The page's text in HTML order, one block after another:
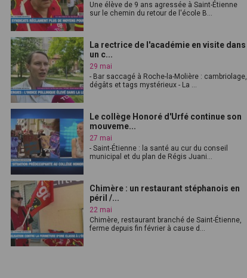
Une élève de 9 ans agressée à Saint-Étienne
sur le chemin du retour de l'école B...
La rectrice de l'académie en visite dans
un c...
29 mai
- Bar saccagé à Roche-la-Molière : cambriolage,
dégâts et tags mystérieux - La ...
Le collège Honoré d'Urfé continue son
mouveme...
27 mai
- Saint-Étienne : la santé au cur du conseil
municipal et du plan de Régis Juani...
Chimère : un restaurant stéphanois en
péril /...
22 mai
Chimère, restaurant branché de Saint-Étienne,
ferme depuis fin février à cause d...